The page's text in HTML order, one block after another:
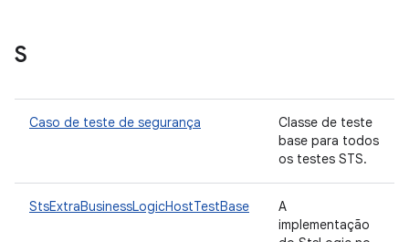
S
Caso de teste de segurança
Classe de teste
base para todos
os testes STS.
StsExtraBusinessLogicHostTestBase
A
implementação